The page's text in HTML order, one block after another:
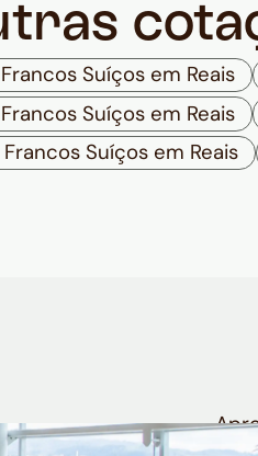
Suíços em Reais
Suíços em Reais
Suíços em Reais